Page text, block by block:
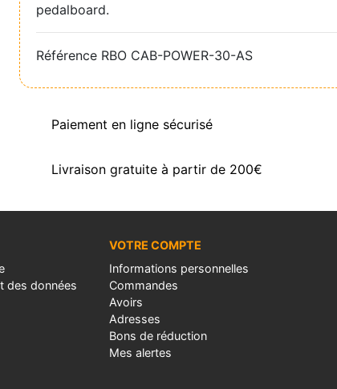
pedalboard.
Référence RBO CAB-POWER-30-AS
Paiement en ligne sécurisé
Livraison gratuite à partir de 200€
des données
VOTRE COMPTE
Informations personnelles
Commandes
Avoirs
Adresses
Bons de réduction
Mes alertes